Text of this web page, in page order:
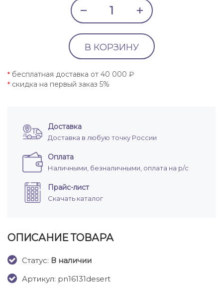
В КОРЗИНУ
* бесплатная доставка от 40 000 ₽
* скидка на первый заказ 5%
Доставка
Доставка в любую точку России
Оплата
Наличными, безналичными, оплата на р/с
Прайс-лист
Скачать каталог
ОПИСАНИЕ ТОВАРА
Cтатус: В наличии
Артикул: pn16131desert